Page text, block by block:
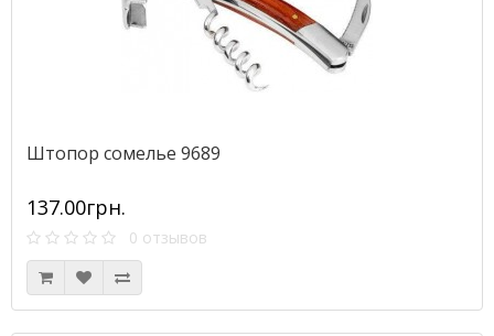
Штопор сомелье 9689
137.00грн.
0 отзывов